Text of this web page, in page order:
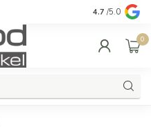
Kwaliteit &
4.7 /5.0
0